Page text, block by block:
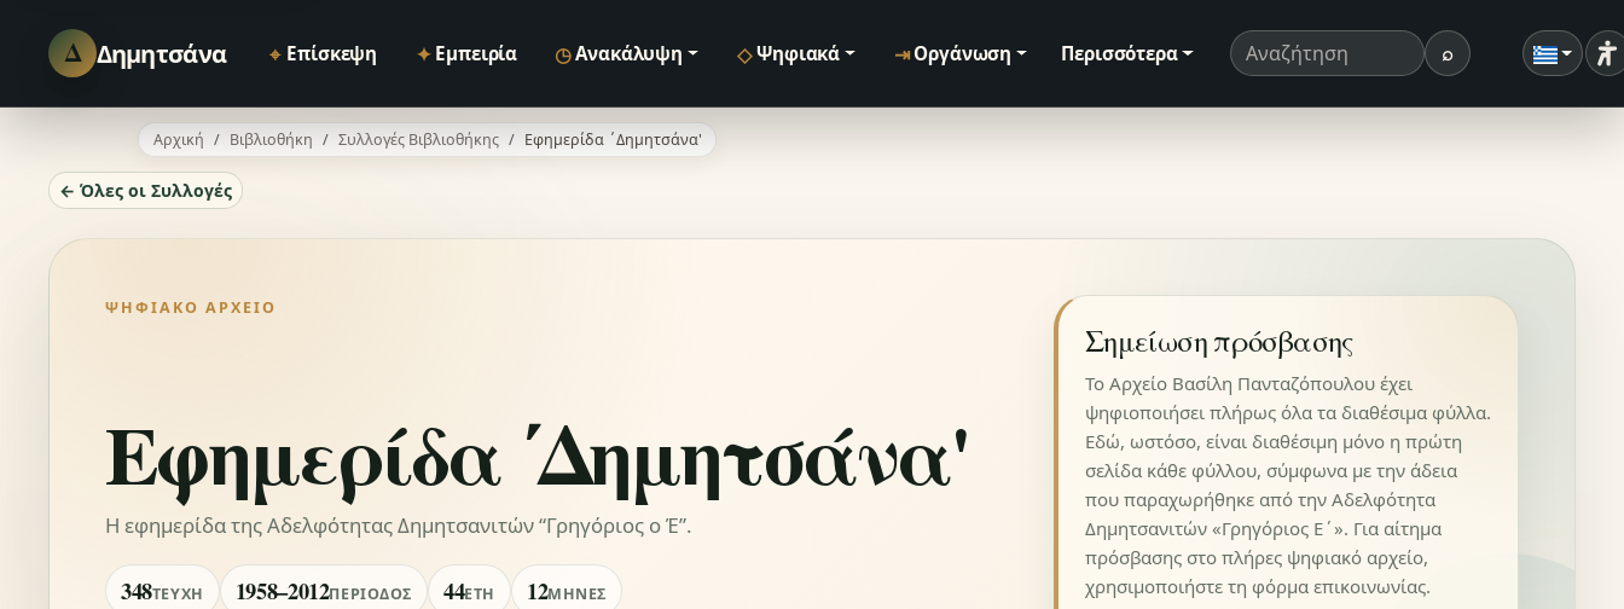
Δ Δημητσάνα ⌖ Επίσκεψη ✦ Εμπειρία ◷Ανακάλυψη ◇ Ψηφιακά ⇥ Οργάνωση Περισσότερα Όρος αναζήτησης ⌕Αναζήτηση
Αρχική Βιβλιοθήκη Συλλογές Βιβλιοθήκης Εφημερίδα ΄Δημητσάνα'
← Όλες οι Συλλογές
ΨΗΦΙΑΚΌ ΑΡΧΕΊΟ
Εφημερίδα ΄Δημητσάνα'
Η εφημερίδα της Αδελφότητας Δημητσανιτών “Γρηγόριος ο Έ”.
348ΤΕΎΧΗ 1958–2012ΠΕΡΊΟΔΟΣ 44ΈΤΗ 12ΜΉΝΕΣ
Σημείωση πρόσβασης
Το Αρχείο Βασίλη Πανταζόπουλου έχει
ψηφιοποιήσει πλήρως όλα τα διαθέσιμα φύλλα.
Εδώ, ωστόσο, είναι διαθέσιμη μόνο η πρώτη
σελίδα κάθε φύλλου, σύμφωνα με την άδεια
που παραχωρήθηκε από την Αδελφότητα
Δημητσανιτών «Γρηγόριος Ε΄». Για αίτημα
πρόσβασης στο πλήρες ψηφιακό αρχείο,
χρησιμοποιήστε τη φόρμα επικοινωνίας.